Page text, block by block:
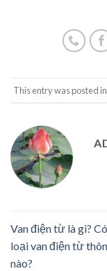
This entry was posted in
Van điện từ là gì?
loại van điện từ
nào?